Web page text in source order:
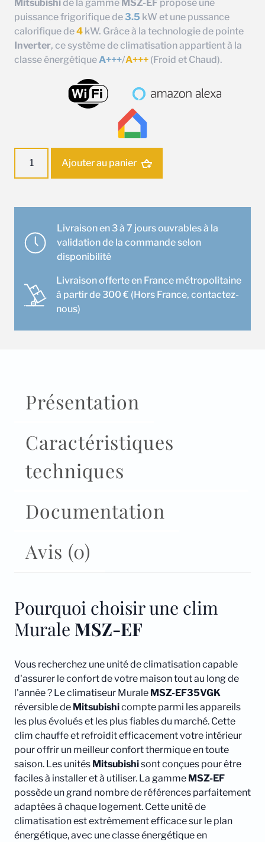
Mitsubishi de la gamme MSZ-EF propose une
puissance frigorifique de 3.5 kW et une pussance
calorifique de4 kW. Grâce à la technologie de pointe
Inverter, ce système de climatisation appartient à la
classe énergétiqueA+++/A+++ (Froid et Chaud).
Mitsubishi
MSZ-
EF35VGK
Ajouter au panier
Livraison en 3 à 7 jours ouvrables à la
validation de la commande selon
disponibilité
Livraison offerte en France métropolitaine
à partir de 300 € (Hors France, contactez-
nous)
Présentation
Caractéristiques
techniques
Documentation
Avis (0)
Pourquoi choisir une clim
Murale MSZ-EF
Vous recherchez une unité de climatisation capable
d'assurer le confort de votre maison tout au long de
l'année ? Le climatiseur Murale MSZ-EF35VGK
réversible de Mitsubishicompte parmi les appareils
les plus évolués et les plus fiables du marché. Cette
clim chauffe et refroidit efficacement votre intérieur
pour offrir un meilleur confort thermique en toute
saison. Les unités Mitsubishisont conçues pour être
faciles à installer et à utiliser. La gamme MSZ-EF
possède un grand nombre de références parfaitement
adaptées à chaque logement. Cette unité de
climatisation est extrêmement efficace sur le plan
énergétique, avec une classe énergétique en